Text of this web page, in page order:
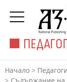
Начало >